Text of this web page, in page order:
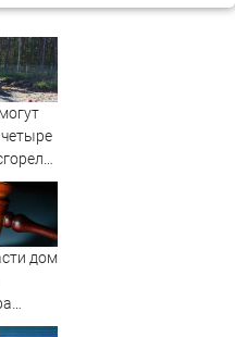
на
– дом